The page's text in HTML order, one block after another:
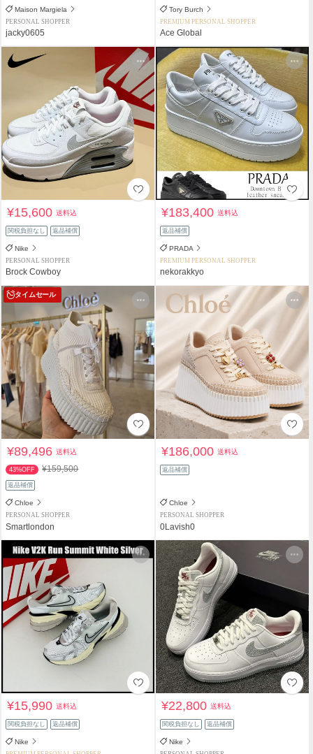
Maison Margiela
PERSONAL SHOPPER
jacky0605
Tory Burch
PREMIUM PERSONAL SHOPPER
Ace Global
¥15,600送料込
関税負担なし 返品補償
Nike
PERSONAL SHOPPER
Brock Cowboy
¥183,400送料込
返品補償
PRADA
PREMIUM PERSONAL SHOPPER
nekorakkyo
タイムセール
¥89,496送料込
43%OFF ¥159,500
返品補償
Chloe
PERSONAL SHOPPER
Smartlondon
¥186,000送料込
返品補償
Chloe
PERSONAL SHOPPER
0Lavish0
¥15,990送料込
関税負担なし 返品補償
Nike
¥22,800送料込
関税負担なし 返品補償
Nike